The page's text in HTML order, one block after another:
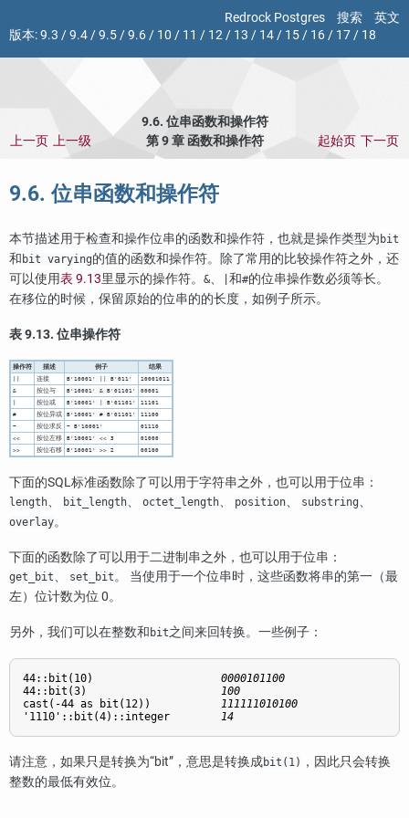
Redrock Postgres 搜索
英文
版本:9.3 /9.4/9.5/9.6/ 10 / 11 / 12/ 13 / 14/ 15/ 16/ 17/ 18
9.6. 位串函数和操作符
上一页 上一级 第 9 章 函数和操作符 起始页 下一页
9.6. 位串函数和操作符
本节描述用于检查和操作位串的函数和操作符，也就是操作类型为 bit
和 bit varying的值的函数和操作符。除了常用的比较操作符之外，还
可以使用表 9.13里显示的操作符。 &、 和#的位串操作数必须等长。
在移位的时候，保留原始的位串的的长度，如例子所示。
表 9.13. 位串操作符
操作符 描述 例子 结果
|| 连接 B'10001' || B'011'
10001011
&
按位与 B'10001' & B'01101'
00001
|
按位或 B'10001' | B'01101'
11101
#
按位异或 B'10001' # B'01101'
11100
~
按位求反 ~ B'10001'
01110
<<
按位左移 B'10001' << 3
01000
>>
按位右移 B'10001' >> 2 00100
下面的SQL标准函数除了可以用于字符串之外，也可以用于位串：
length、 bit_length、 octet_length、 position、 substring、
overlay。
下面的函数除了可以用于二进制串之外，也可以用于位串：
get_bit、 set_bit。 当使用于一个位串时，这些函数将串的第一（最
左）位计数为位 0。
另外，我们可以在整数和 bit之间来回转换。一些例子：
44::bit(10) 0000101100
44::bit(3) 100
cast(-44 as bit(12)) 111111010100
'1110'::bit(4)::integer 14
请注意，如果只是转换为“bit” ，意思是转换成bit(1) ，因此只会转换
整数的最低有效位。